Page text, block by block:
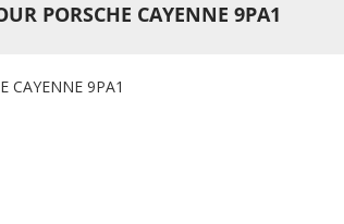
PORSCHE CAYENNE 9PA1
CAYENNE 9PA1